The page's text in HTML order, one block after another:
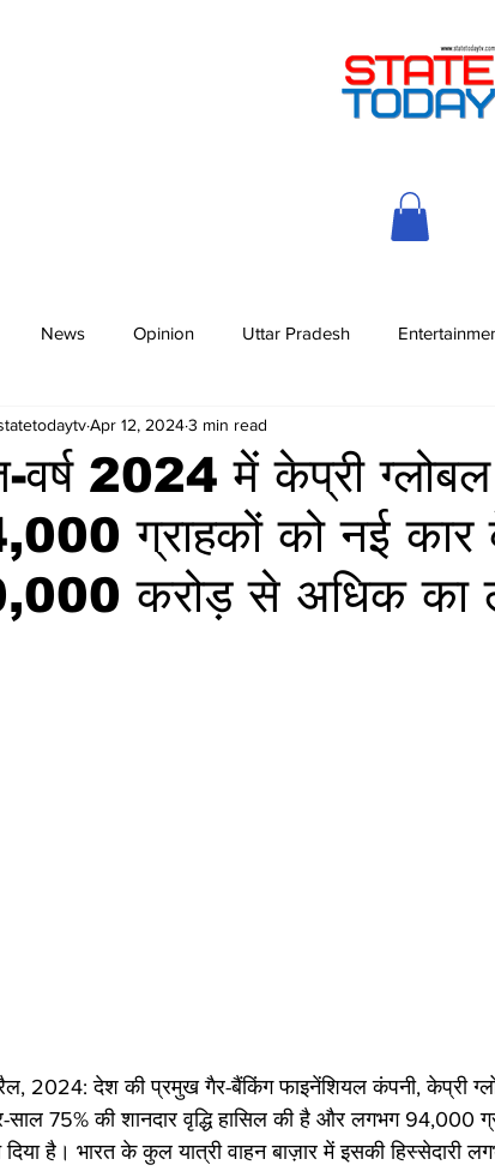
News Opinion Uttar Pradesh
वर्ष 2024 में केप्री
ग्राहकों को नई कार
करोड़ से अधिक का
Apr 12, 20243 min read
2024: देश की प्रमुख गैर-बैंकिंग फाइनेंशियल कंपनी, केप्री
साल 75% की शानदार वृद्धि हासिल की है और लगभग
दिया है। भारत के कुल यात्री वाहन बाज़ार में इसकी हिस्सेदारी